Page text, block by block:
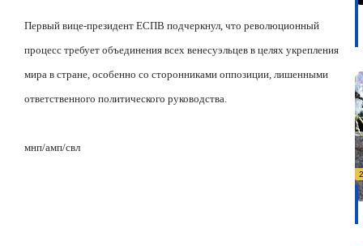
Первый вице-президент ЕСПВ подчеркнул, что революционный
процесс требует объединения всех венесуэльцев в целях укрепления
мира в стране, особенно со сторонниками оппозиции, лишенными
ответственного политического руководства.
мнп/амп/свл